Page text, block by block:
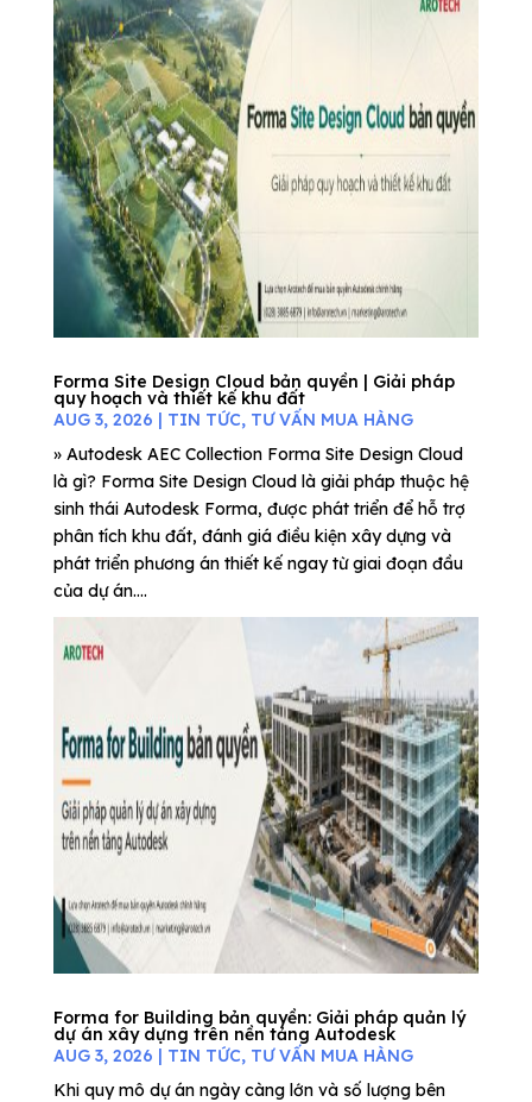
Forma Site Design Cloud bản quyền | Giải pháp
quy hoạch và thiết kế khu đất
AUG 3, 2026 | TIN TỨC, TƯ VẤN MUA HÀNG
» Autodesk AEC Collection Forma Site Design Cloud
là gì? Forma Site Design Cloud là giải pháp thuộc hệ
sinh thái Autodesk Forma, được phát triển để hỗ trợ
phân tích khu đất, đánh giá điều kiện xây dựng và
phát triển phương án thiết kế ngay từ giai đoạn đầu
của dự án....
Forma for Building bản quyền: Giải pháp quản lý
dự án xây dựng trên nền tảng Autodesk
AUG 3, 2026 | TIN TỨC, TƯ VẤN MUA HÀNG
Khi quy mô dự án ngày càng lớn và số lượng bên